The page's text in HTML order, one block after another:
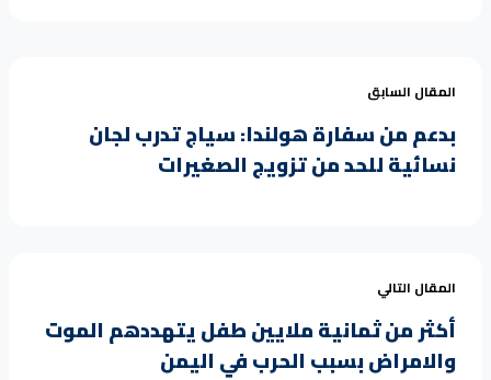
المقال السابق
بدعم من سفارة هولندا: سياج تدرب لجان
نسائية للحد من تزويج الصغيرات
المقال التالي
أكثر من ثمانية ملايين طفل يتهددهم الموت
والامراض بسبب الحرب في اليمن